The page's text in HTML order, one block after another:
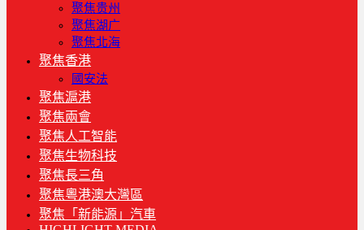
聚焦贵州
聚焦湖广
聚焦北海
聚焦香港
國安法
聚焦滬港
聚焦兩會
聚焦人工智能
聚焦生物科技
聚焦長三角
聚焦粵港澳大灣區
聚焦「新能源」汽車